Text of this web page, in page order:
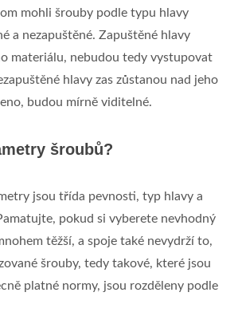
mohli šrouby podle typu hlavy
a nezapuštěné. Zapuštěné hlavy
materiálu, nebudou tedy vystupovat
hlavy zas zůstanou nad jeho
budou mírně viditelné.
šroubů?
jsou třída pevnosti, typ hlavy a
pokud si vyberete nevhodný
těžší, a spoje také nevydrží to,
šrouby, tedy takové, které jsou
platné normy, jsou rozděleny podle